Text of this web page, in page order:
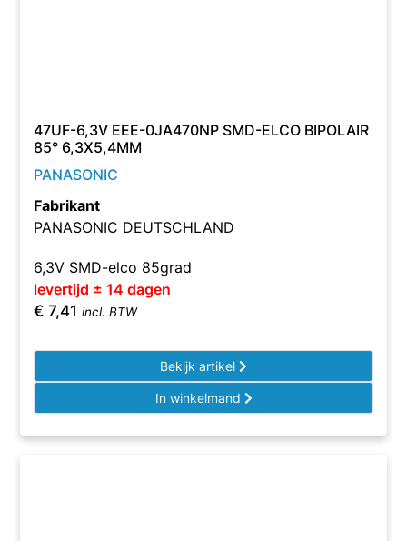
47UF-6,3V EEE-0JA470NP SMD-ELCO BIPOLAIR
85° 6,3X5,4MM
PANASONIC
Fabrikant
PANASONIC DEUTSCHLAND
6,3V SMD-elco 85grad
levertijd ± 14 dagen
€ 7,41 incl. BTW
Bekijk artikel
In winkelmand